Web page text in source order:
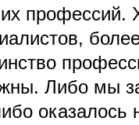
профессий.
Либо мы